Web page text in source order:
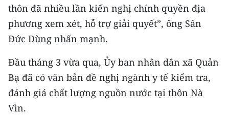
TIN ĐỊA PHƯƠNG
Trung du và miền núi phía Bắc
Bắc Trung Bộ
Duyên hải Nam Trung Bộ và Tây
Nguyên
thôn đã nhiều lần kiến nghị chính quyền địa
phương xem xét, hỗ trợ giải quyết”, ông Sân
Đức Dùng nhấn mạnh.
Đầu tháng 3 vừa qua, Ủy ban nhân dân xã Quản
Bạ đã có văn bản đề nghị ngành y tế kiểm tra,
đánh giá chất lượng nguồn nước tại thôn Nà
Vìn.